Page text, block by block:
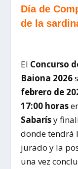
Día de
de la
El Concurso
Baiona 2026
febrero de
17:00 horas
Sabarísy
donde tendrá
jurado y la
una vez